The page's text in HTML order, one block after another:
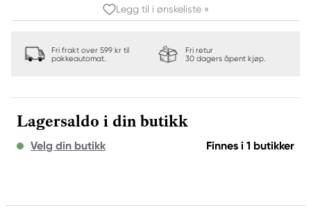
Legg til i ønskeliste »
Fri frakt over 599 kr til
pakkeautomat.
Fri retur
30 dagers åpent kjøp.
Lagersaldo i din butikk
Velg din butikk Finnes i 1 butikker